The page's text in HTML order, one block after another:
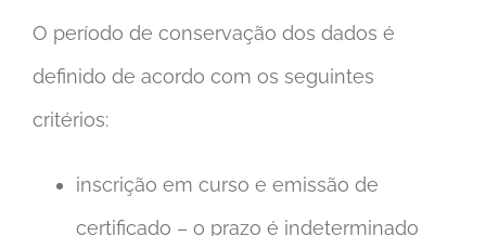
O período de conservação dos dados é
definido de acordo com os seguintes
critérios:
inscrição em curso e emissão de
certificado – o prazo é indeterminado